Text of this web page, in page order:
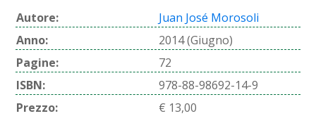
Autore:
Juan José Morosoli
Anno:
2014 (Giugno)
Pagine:
72
ISBN:
978-88-98692-14-9
Prezzo:
€ 13,00